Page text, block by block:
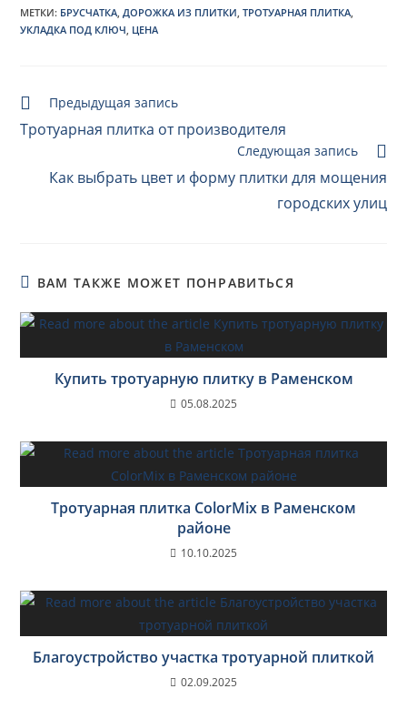
МЕТКИ: БРУСЧАТКА, ДОРОЖКА ИЗ ПЛИТКИ, ТРОТУАРНАЯ ПЛИТКА,
УКЛАДКА ПОД КЛЮЧ, ЦЕНА
Предыдущая запись
Тротуарная плитка от производителя
Следующая запись
Как выбрать цвет и форму плитки для мощения
городских улиц
ВАМ ТАКЖЕ МОЖЕТ ПОНРАВИТЬСЯ
Купить тротуарную плитку в Раменском
05.08.2025
Тротуарная плитка ColorMix в Раменском
районе
10.10.2025
Благоустройство участка тротуарной плиткой
02.09.2025